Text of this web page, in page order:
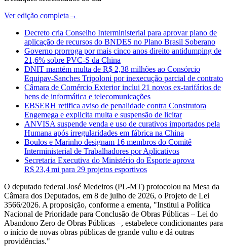
Ver edição completa →
Decreto cria Conselho Interministerial para aprovar plano de
aplicação de recursos do BNDES no Plano Brasil Soberano
Governo prorroga por mais cinco anos direito antidumping de
21,6% sobre PVC-S da China
DNIT mantém multa de R$ 2,38 milhões ao Consórcio
Equipav-Sanches Tripoloni por inexecução parcial de contrato
Câmara de Comércio Exterior inclui 21 novos ex-tarifários de
bens de informática e telecomunicações
EBSERH retifica aviso de penalidade contra Construtora
Engemega e explicita multa e suspensão de licitar
ANVISA suspende venda e uso de curativos importados pela
Humana após irregularidades em fábrica na China
Boulos e Marinho designam 16 membros do Comitê
Interministerial de Trabalhadores por Aplicativos
Secretaria Executiva do Ministério do Esporte aprova
R$ 23,4 mi para 29 projetos esportivos
O deputado federal José Medeiros (PL-MT) protocolou na Mesa da
Câmara dos Deputados, em 8 de julho de 2026, o Projeto de Lei
3566/2026. A proposição, conforme a ementa, "Institui a Política
Nacional de Prioridade para Conclusão de Obras Públicas – Lei do
Abandono Zero de Obras Públicas –, estabelece condicionantes para
o início de novas obras públicas de grande vulto e dá outras
providências."